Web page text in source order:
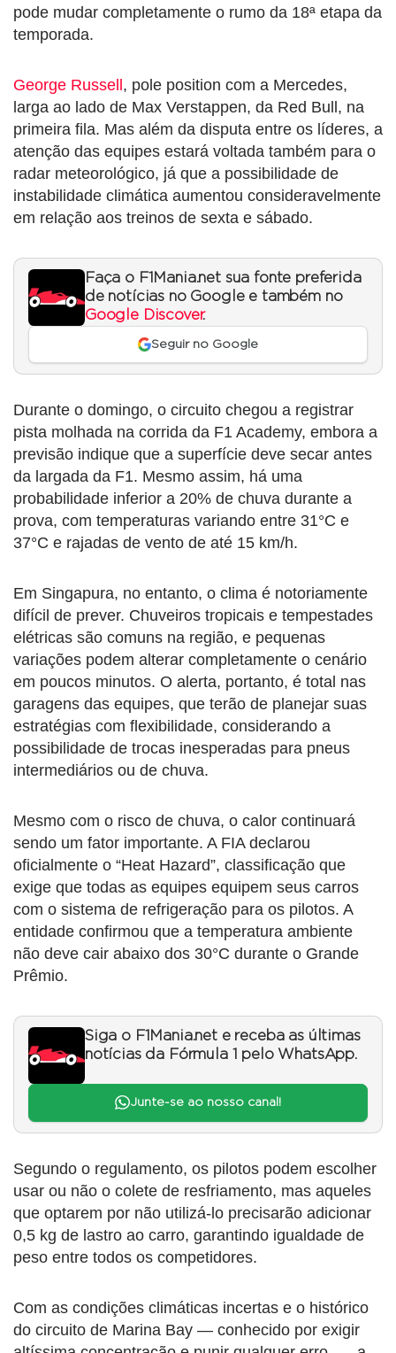
pode mudar completamente o rumo da 18ª etapa da
temporada.
George Russell, pole position com a Mercedes,
larga ao lado de Max Verstappen, da Red Bull, na
primeira fila. Mas além da disputa entre os líderes, a
atenção das equipes estará voltada também para o
radar meteorológico, já que a possibilidade de
instabilidade climática aumentou consideravelmente
em relação aos treinos de sexta e sábado.
Faça o F1Mania.net sua fonte preferida
de notícias no Google e também no
Google Discover.
Seguir no Google
Durante o domingo, o circuito chegou a registrar
pista molhada na corrida da F1 Academy, embora a
previsão indique que a superfície deve secar antes
da largada da F1. Mesmo assim, há uma
probabilidade inferior a 20% de chuva durante a
prova, com temperaturas variando entre 31°C e
37°C e rajadas de vento de até 15 km/h.
Em Singapura, no entanto, o clima é notoriamente
difícil de prever. Chuveiros tropicais e tempestades
elétricas são comuns na região, e pequenas
variações podem alterar completamente o cenário
em poucos minutos. O alerta, portanto, é total nas
garagens das equipes, que terão de planejar suas
estratégias com flexibilidade, considerando a
possibilidade de trocas inesperadas para pneus
intermediários ou de chuva.
Mesmo com o risco de chuva, o calor continuará
sendo um fator importante. A FIA declarou
oficialmente o “Heat Hazard”, classificação que
exige que todas as equipes equipem seus carros
com o sistema de refrigeração para os pilotos. A
entidade confirmou que a temperatura ambiente
não deve cair abaixo dos 30°C durante o Grande
Prêmio.
Siga o F1Mania.net e receba as últimas
notícias da Fórmula 1 pelo WhatsApp.
Junte-se ao nosso canal!
Segundo o regulamento, os pilotos podem escolher
usar ou não o colete de resfriamento, mas aqueles
que optarem por não utilizá-lo precisarão adicionar
0,5 kg de lastro ao carro, garantindo igualdade de
peso entre todos os competidores.
Com as condições climáticas incertas e o histórico
do circuito de Marina Bay — conhecido por exigir